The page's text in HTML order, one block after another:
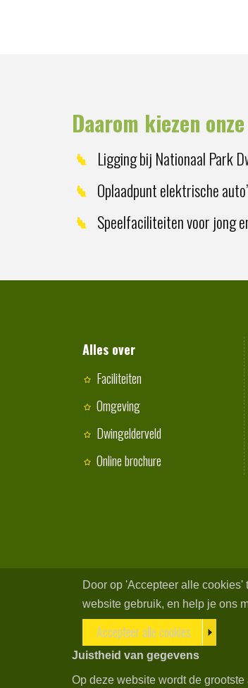
Daarom kiezen
Ligging bij Nationaal Park
Oplaadpunt elektrische
Speelfaciliteiten voor jong
Alles over
Faciliteiten
Omgeving
Dwingelderveld
Online brochure
Door op 'Accepteer alle
website gebruik, en help je ons
Accepteer alle cookies
Juistheid van gegevens
Op deze website wordt de